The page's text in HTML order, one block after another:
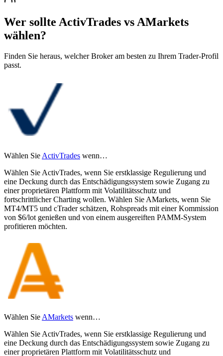
Wer sollte ActivTrades vs AMarkets
wählen?
Finden Sie heraus, welcher Broker am besten zu Ihrem Trader-Profil
passt.
Wählen SieActivTrades wenn…
Wählen Sie ActivTrades, wenn Sie erstklassige Regulierung und
eine Deckung durch das Entschädigungssystem sowie Zugang zu
einer proprietären Plattform mit Volatilitätsschutz und
fortschrittlicher Charting wollen. Wählen Sie AMarkets, wenn Sie
MT4/MT5 und cTrader schätzen, Rohspreads mit einer Kommission
von $6/lot genießen und von einem ausgereiften PAMM-System
profitieren möchten.
Wählen SieAMarkets wenn…
Wählen Sie ActivTrades, wenn Sie erstklassige Regulierung und
eine Deckung durch das Entschädigungssystem sowie Zugang zu
einer proprietären Plattform mit Volatilitätsschutz und